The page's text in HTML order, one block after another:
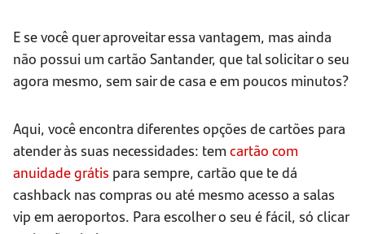
E se você quer aproveitar essa vantagem, mas ainda
não possui um cartão Santander, que tal solicitar o seu
agora mesmo, sem sair de casa e em poucos minutos?
Aqui, você encontra diferentes opções de cartões para
atender às suas necessidades: tem cartão com
anuidade grátis para sempre, cartão que te dá
cashback nas compras ou até mesmo acesso a salas
vip em aeroportos. Para escolher o seu é fácil, só clicar